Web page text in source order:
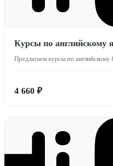
Курсы по английскому
Предлагаем курсы по английскому
4 660 ₽